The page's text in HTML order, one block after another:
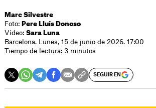
Marc Silvestre
Foto: Pere Lluís Donoso
Vídeo: Sara Luna
Barcelona. Lunes, 15 de junio de 2026. 17:00
Tiempo de lectura: 3 minutos
SEGUIR EN